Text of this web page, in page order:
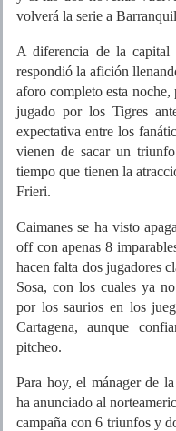
volverá la serie a
A diferencia de la
respondió la afición
aforo completo esta
jugado por los Tigres
expectativa entre los
vienen de sacar un
tiempo que tienen la
Frieri.
Caimanes se ha visto
off con apenas 8
hacen falta dos jugadores
Sosa, con los cuales ya
por los saurios en los
Cartagena, aunque
pitcheo.
Para hoy, el mánager de
ha anunciado al
campaña con 6 triunfos y